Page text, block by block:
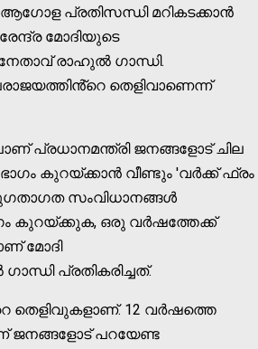
പ്രതിസന്ധി മറികടക്കാൻ
മോദിയുടെ
നേതാവ് രാഹുൽ ഗാന്ധി.
തെളിവാണെന്ന്
പ്രധാനമന്ത്രി ജനങ്ങളോട് ചില
കുറയ്ക്കാൻ വീണ്ടും 'വർക്ക് ഫ്രം
സംവിധാനങ്ങൾ
കുറയ്ക്കുക, ഒരു വർഷത്തേക്ക്
മോദി
പ്രതികരിച്ചത്.
തെളിവുകളാണ്. 12 വർഷത്തെ
ജനങ്ങളോട് പറയേണ്ട